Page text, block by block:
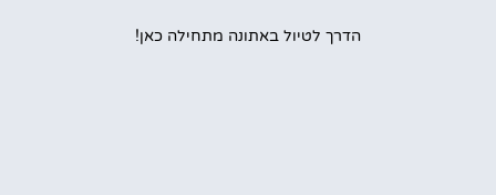
הדרך לטיול באתונה מתחילה כאן!